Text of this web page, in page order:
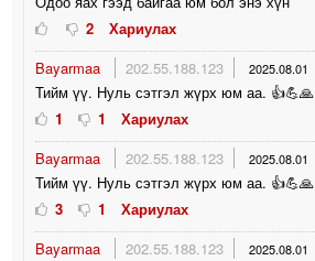
2
Хариулах
Bayarmaa
202.55.188.123 2025.08.01
Тийм үү. Нуль сэтгэл жүрх юм аа. 👍💪🙏
1
1
Хариулах
Bayarmaa
202.55.188.123 2025.08.01
Тийм үү. Нуль сэтгэл жүрх юм аа. 👍💪🙏
3
1
Хариулах
Bayarmaa
202.55.188.123 2025.08.01